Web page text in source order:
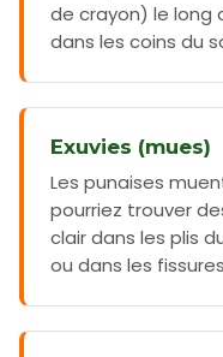
de crayon) le long
dans les coins du
Exuvies (mues)
Les punaises
pourriez trouver
clair dans les plis
ou dans les